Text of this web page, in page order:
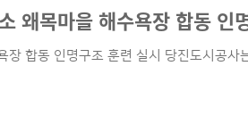
왜목마을 해수욕장 합동 인
합동 인명구조 훈련 실시 당진도시공